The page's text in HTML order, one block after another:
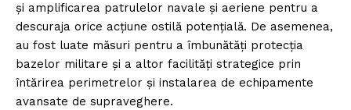
și amplificarea patrulelor navale și aeriene pentru a
descuraja orice acțiune ostilă potențială. De asemenea,
au fost luate măsuri pentru a îmbunătăți protecția
bazelor militare și a altor facilități strategice prin
întărirea perimetrelor și instalarea de echipamente
avansate de supraveghere.